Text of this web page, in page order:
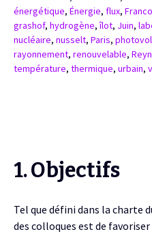
énergétique, Énergie, flux,
grashof, hydrogène,îlot, Juin,
nucléaire, nusselt, Paris,
rayonnement, renouvelable,
température, thermique, urbain,
1. Objectifs
Tel que défini dans la charte
des colloques est de